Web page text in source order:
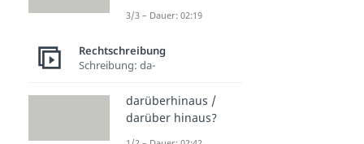
3/3 – Dauer: 02:19
Rechtschreibung
Schreibung: da-
darüberhinaus /
darüber hinaus?